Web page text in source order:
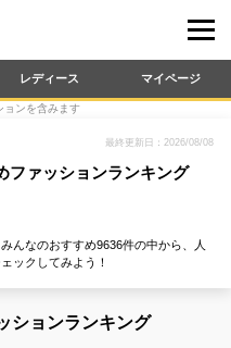
レディース マイページ
ョンを含みます
最終更新日：2026/08/08
ファッションランキング
んなのおすすめ9636件の中から、人
ックしてみよう！
ションランキング